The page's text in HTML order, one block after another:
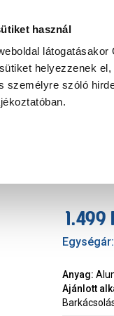
használ
helyezzenek
személyre szóló
Praktiker
1.499
Egységár:
Anyag:
Ajánlott